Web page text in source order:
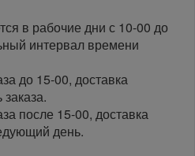
в рабочие дни с 10-00 до
интервал времени
до 15-00, доставка
после 15-00, доставка
день.